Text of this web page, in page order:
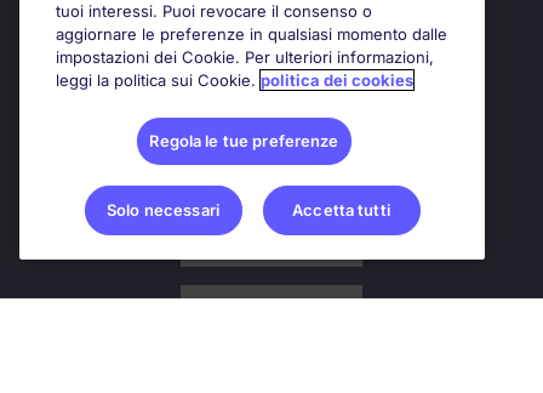
tuoi interessi. Puoi revocare il consenso o
aggiornare le preferenze in qualsiasi momento dalle
impostazioni dei Cookie. Per ulteriori informazioni,
leggi la politica sui Cookie. politica dei cookies
Regola le tue preferenze
Solo necessari Accetta tutti